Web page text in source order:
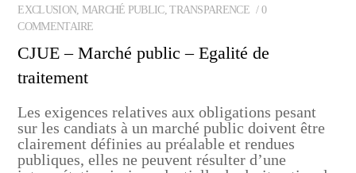
EXCLUSION, MARCHÉ PUBLIC,TRANSPARENCE
0
COMMENTAIRE
CJUE – Marché public – Egalité de
traitement
Les exigences relatives aux obligations pesant
sur les candiats à un marché public doivent être
clairement définies au préalable et rendues
publiques, elles ne peuvent résulter d’une